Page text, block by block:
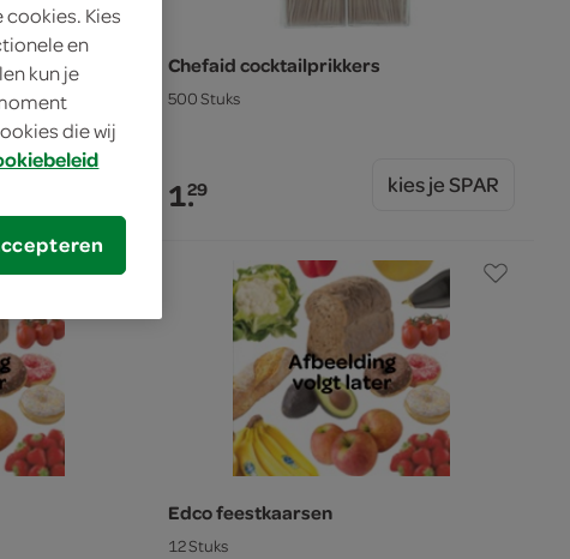
Chefaid cocktailprikkers
500 Stuks
1.29 kies je SPAR
Edco feestkaarsen
12 Stuks
Kies
en
kun je
die wij